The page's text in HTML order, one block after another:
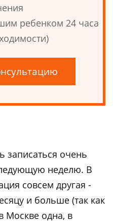
ребенком 24 часа
записаться очень
неделю. В
совсем другая -
и больше (так как
Москве одна, в